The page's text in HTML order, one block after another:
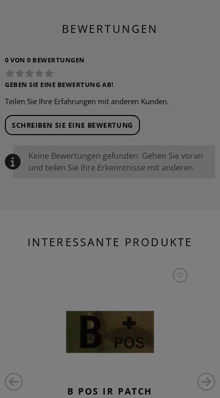
BEWERTUNGEN
0 VON 0 BEWERTUNGEN
GEBEN SIE EINE BEWERTUNG AB!
Teilen Sie Ihre Erfahrungen mit anderen Kunden.
SCHREIBEN SIE EINE BEWERTUNG
Keine Bewertungen gefunden. Gehen Sie voran
und teilen Sie Ihre Erkenntnisse mit anderen.
INTERESSANTE PRODUKTE
B POS IR PATCH